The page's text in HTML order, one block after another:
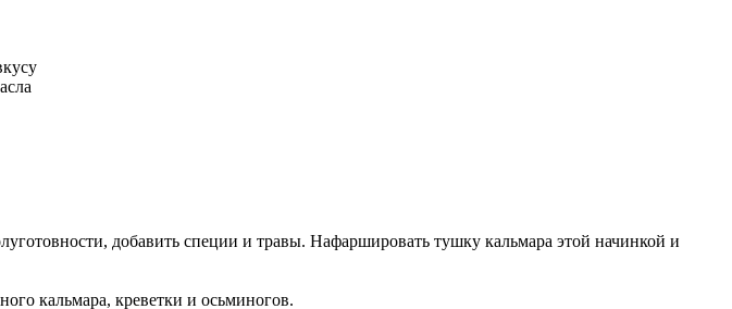
добавить специи и травы. Нафаршировать тушку кальмара этой начинкой и
кальмара, креветки и осьминогов.